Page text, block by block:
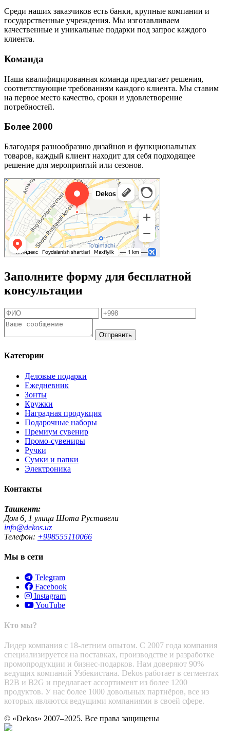
Среди наших заказчиков есть банки, крупные компании и
государственные учреждения. Мы изготавливаем
качественные и уникальные подарки под запрос каждого
клиента.
Команда
Наша квалифицированная команда предлагает решения,
соответствующие требованиям каждого клиента. Мы ставим
на первое место качество, сроки и удовлетворение
потребностей.
Более 2000
Благодаря разнообразию дизайнов и функциональных
товаров, каждый клиент находит для себя подходящее
решение для мероприятий или сезонов.
Заполните форму для бесплатной
консультации
Отправить
Категории
Деловые подарки
Ежедневник
Зонты
Кружки
Наградная продукция
Подарочные наборы
Премиум сувенир
Промо-сувениры
Ручки
Сумки и папки
Электроника
Контакты
Ташкент:
Дом 6, 1 улица Шота Руставели
info@dekos.uz
Телефон: +998555110066
Мы в сети
Telegram
Facebook
Instagram
YouTube
Кто мы?
Лидер компания с 18-летним опытом. С 2007 года компания
специализируется на поставках, производстве и разработке
промопродукции и бизнес-подарков. Нам доверяют 90%
ведущих компаний Узбекистана. Dekos работает в сегментах
B2B и B2G и предлагает ассортимент из более 1200
продуктов. У нас более 1000 довольных партнёров, все из
которых являются ведущими компаниями в своей сфере.
© «Dekos» 2007–2025. Все права защищены